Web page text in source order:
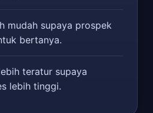
mudah supaya prospek
bertanya.
teratur supaya
lebih tinggi.